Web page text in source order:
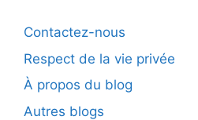
Contactez-nous
Respect de la vie privée
À propos du blog
Autres blogs